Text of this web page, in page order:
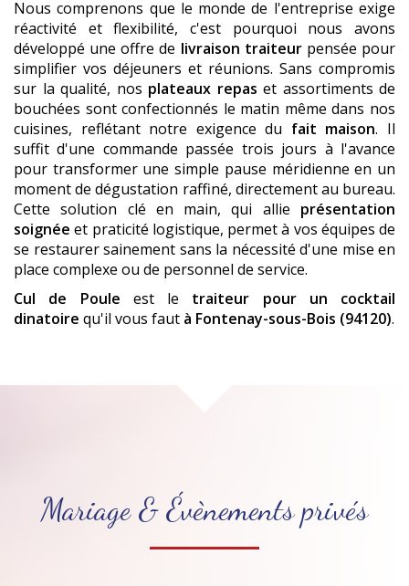
Nous comprenons que le monde de l'entreprise exige
réactivité et flexibilité, c'est pourquoi nous avons
développé une offre de livraison traiteurpensée pour
simplifier vos déjeuners et réunions. Sans compromis
sur la qualité, nos plateaux repas et assortiments de
bouchées sont confectionnés le matin même dans nos
cuisines, reflétant notre exigence du fait maison. Il
suffit d'une commande passée trois jours à l'avance
pour transformer une simple pause méridienne en un
moment de dégustation raffiné, directement au bureau.
Cette solution clé en main, qui allie présentation
soignée et praticité logistique, permet à vos équipes de
se restaurer sainement sans la nécessité d'une mise en
place complexe ou de personnel de service.
Cul de Poule est le traiteur pour un cocktail
dinatoire qu'il vous faut à Fontenay-sous-Bois (94120).
Mariage & Évènements privés